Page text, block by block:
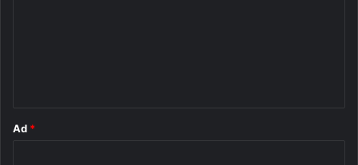
Ad *